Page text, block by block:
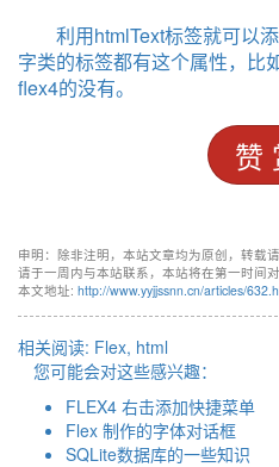
利用htmlText标签就可以
字类的标签都有这个属性，比
flex4的没有。
赞
申明：除非注明，本站文章均为原创，转载
请于一周内与本站联系，本站将在第一时间
本文地址: http://www.yyjjssnn.cn/articles/
相关阅读: Flex, html
您可能会对这些感兴趣：
FLEX4 右击添加快捷菜单
Flex 制作的字体对话框
SQLite数据库的一些知识